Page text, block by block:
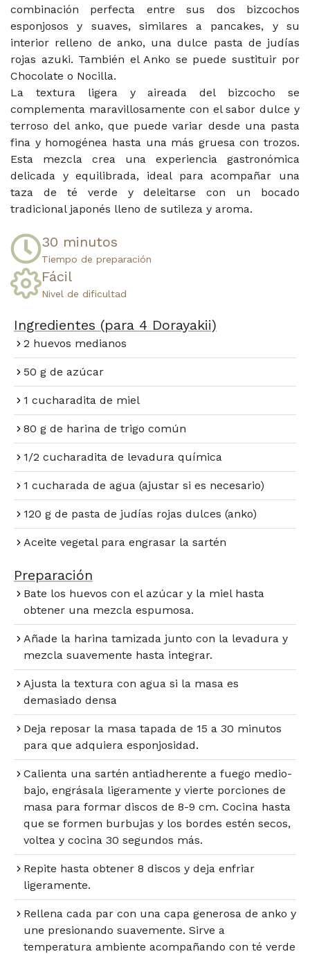
combinación perfecta entre sus dos bizcochos
esponjosos y suaves, similares a pancakes, y su
interior relleno de anko, una dulce pasta de judías
rojas azuki. También el Anko se puede sustituir por
Chocolate o Nocilla.
La textura ligera y aireada del bizcocho se
complementa maravillosamente con el sabor dulce y
terroso del anko, que puede variar desde una pasta
fina y homogénea hasta una más gruesa con trozos.
Esta mezcla crea una experiencia gastronómica
delicada y equilibrada, ideal para acompañar una
taza de té verde y deleitarse con un bocado
tradicional japonés lleno de sutileza y aroma.
30 minutos​
Tiempo de preparación​
Fácil​
Nivel de dificultad
Ingredientes (para 4 Dorayakii)
2 huevos medianos
50 g de azúcar
1 cucharadita de miel
80 g de harina de trigo común
1/2 cucharadita de levadura química
1 cucharada de agua (ajustar si es necesario)
120 g de pasta de judías rojas dulces (anko)
Aceite vegetal para engrasar la sartén
Preparación​
Bate los huevos con el azúcar y la miel hasta
obtener una mezcla espumosa.
Añade la harina tamizada junto con la levadura y
mezcla suavemente hasta integrar.
Ajusta la textura con agua si la masa es
demasiado densa
Deja reposar la masa tapada de 15 a 30 minutos
para que adquiera esponjosidad.
Calienta una sartén antiadherente a fuego medio-
bajo, engrásala ligeramente y vierte porciones de
masa para formar discos de 8-9 cm. Cocina hasta
que se formen burbujas y los bordes estén secos,
voltea y cocina 30 segundos más.
Repite hasta obtener 8 discos y deja enfriar
ligeramente.
Rellena cada par con una capa generosa de anko y
une presionando suavemente. Sirve a
temperatura ambiente acompañando con té verde